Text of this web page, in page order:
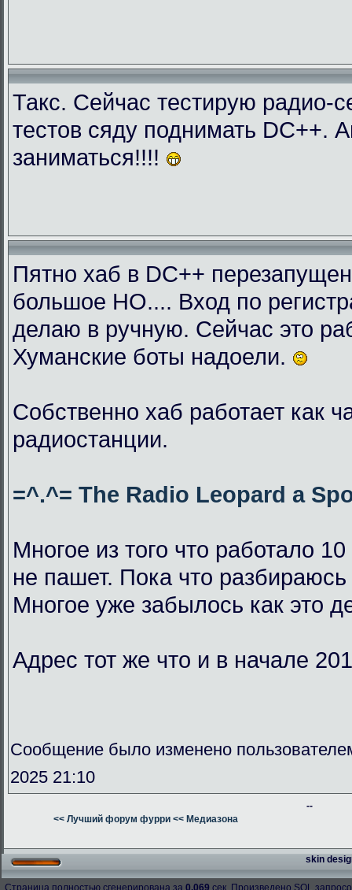
Такс. Сейчас тестирую радио-
тестов сяду поднимать DC++.
заниматься!!!!
Пятно хаб в DC++
большое НО.... Вход по
делаю в ручную. Сейчас это
Хуманские боты надоели.
Собственно хаб работает как
радиостанции.
=^.^= The Radio Leopard a
Многое из того что работало
не пашет. Пока что
Многое уже забылось как это
Адрес тот же что и в начале
Сообщение было изменено
2025 21:10
--
<< Лучший форум фурри << Медиазона
skin
Страница полностью сгенерирована за 0.069 сек. Произведено SQL